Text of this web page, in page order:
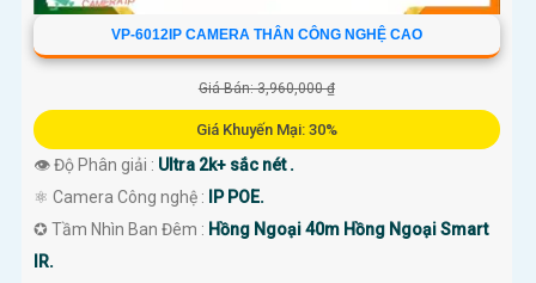
VP-6012IP CAMERA THÂN CÔNG NGHỆ CAO
Giá Bán: 3,960,000 ₫
Giá Khuyến Mại: 30%
👁 Độ Phân giải : Ultra 2k+ sắc nét .
⚛️ Camera Công nghệ :
IP POE.
✪ Tầm Nhìn Ban Đêm : Hồng Ngoại 40m Hồng Ngoại Smart
IR.